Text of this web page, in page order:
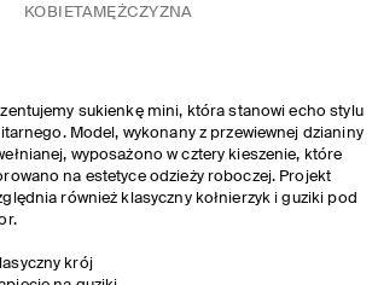
KOBIETA MĘŻCZYZNA
sukienkę mini, która stanowi echo stylu
Model, wykonany z przewiewnej dzianiny
wyposażono w cztery kieszenie, które
na estetyce odzieży roboczej. Projekt
również klasyczny kołnierzyk i guziki pod
krój